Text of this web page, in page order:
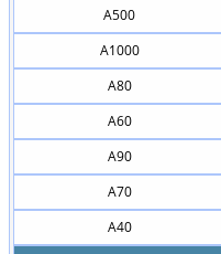
A500
A1000
A80
A60
A90
A70
A40